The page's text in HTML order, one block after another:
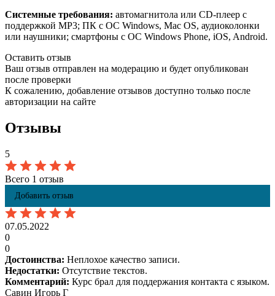
Системные требования: автомагнитола или CD-плеер с
поддержкой MP3; ПК с ОС Windows, Mac OS, аудиоколонки
или наушники; смартфоны с ОС Windows Phone, iOS, Android.
Оставить отзыв
Ваш отзыв отправлен на модерацию и будет опубликован
после проверки
К сожалению, добавление отзывов доступно только после
авторизации на сайте
Отзывы
5
Всего 1 отзыв
Добавить отзыв
07.05.2022
0
0
Достоинства: Неплохое качество записи.
Недостатки: Отсутствие текстов.
Комментарий: Курс брал для поддержания контакта с языком.
Савин Игорь Г